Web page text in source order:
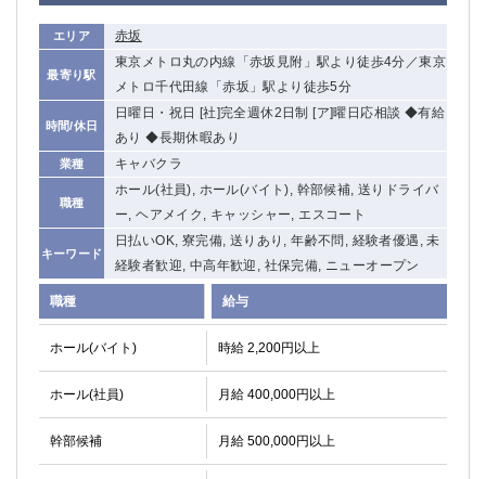
エリア 赤坂
最寄り駅
東京メトロ丸の内線「赤坂見附」駅より徒歩4分／東京
メトロ千代田線「赤坂」駅より徒歩5分
時間/休日
日曜日・祝日 [社]完全週休2日制 [ア]曜日応相談 ◆有給
あり ◆長期休暇あり
業種 キャバクラ
職種
ホール(社員), ホール(バイト), 幹部候補, 送りドライバ
ー, ヘアメイク, キャッシャー, エスコート
キーワード
日払いOK, 寮完備, 送りあり, 年齢不問, 経験者優遇, 未
経験者歓迎, 中高年歓迎, 社保完備, ニューオープン
職種 給与
ホール(バイト) 時給 2,200円以上
ホール(社員) 月給 400,000円以上
幹部候補 月給 500,000円以上